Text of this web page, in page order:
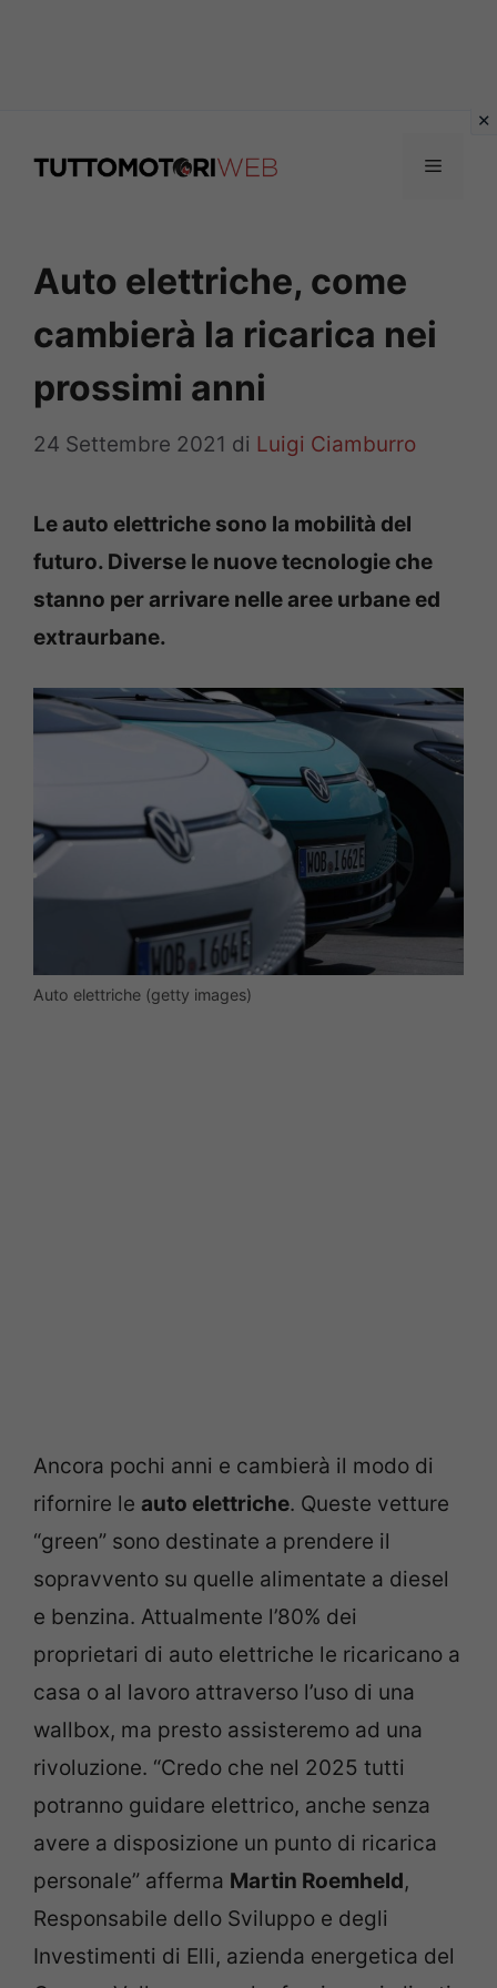
Menu
Auto elettriche, come
cambierà la ricarica nei
prossimi anni
24 Settembre 2021 di Luigi Ciamburro
Le auto elettriche sono la mobilità del
futuro. Diverse le nuove tecnologie che
stanno per arrivare nelle aree urbane ed
extraurbane.
Auto elettriche (getty images)
Ancora pochi anni e cambierà il modo di
rifornire le auto elettriche. Queste vetture
“green” sono destinate a prendere il
sopravvento su quelle alimentate a diesel
e benzina. Attualmente l’80% dei
proprietari di auto elettriche le ricaricano a
casa o al lavoro attraverso l’uso di una
wallbox, ma presto assisteremo ad una
rivoluzione. “Credo che nel 2025 tutti
potranno guidare elettrico, anche senza
avere a disposizione un punto di ricarica
personale” afferma Martin Roemheld,
Responsabile dello Sviluppo e degli
Investimenti di Elli, azienda energetica del